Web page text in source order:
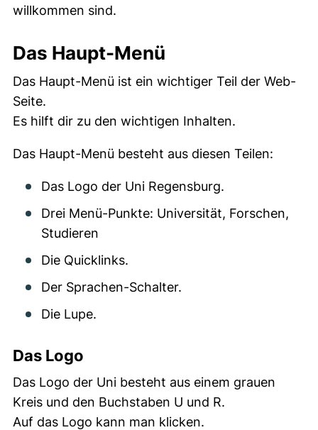
willkommen sind.
Das Haupt-Menü
Das Haupt-Menü ist ein wichtiger Teil der Web-
Seite.
Es hilft dir zu den wichtigen Inhalten.
Das Haupt-Menü besteht aus diesen Teilen:
Das Logo der Uni Regensburg.
Drei Menü-Punkte: Universität, Forschen,
Studieren
Die Quicklinks.
Der Sprachen-Schalter.
Die Lupe.
Das Logo
Das Logo der Uni besteht aus einem grauen
Kreis und den Buchstaben U und R.
Auf das Logo kann man klicken.